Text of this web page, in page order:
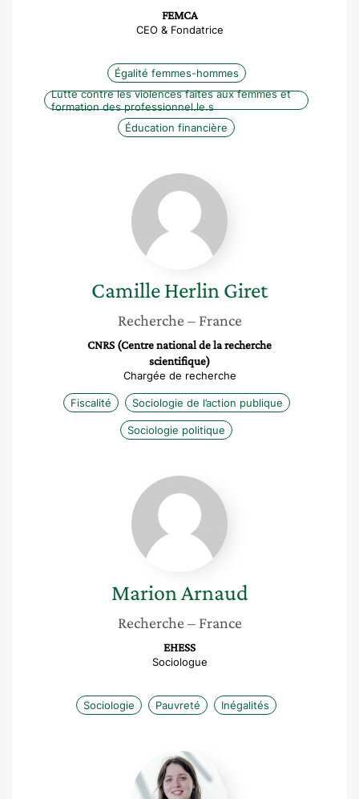
FEMCA
CEO & Fondatrice
Égalité femmes-hommes
Lutte contre les violences faites aux femmes et
formation des professionnel.le.s
Éducation financière
Camille
Herlin
Giret
CamilleHerlin Giret
Recherche – France
CNRS (Centre national de la recherche
scientifique)
Chargée de recherche
Fiscalité Sociologie de l’action publique
Sociologie politique
Marion
Arnaud
MarionArnaud
Recherche – France
EHESS
Sociologue
Sociologie Pauvreté Inégalités
Marie-
Renée
Andreescu